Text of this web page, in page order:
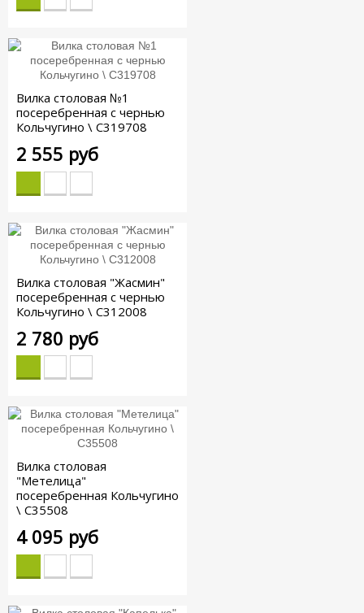
Вилка столовая №1
посеребренная с чернью
Кольчугино \ С319708
2 555 руб
Вилка столовая "Жасмин"
посеребренная с чернью
Кольчугино \ С312008
2 780 руб
Вилка столовая
"Метелица"
посеребренная Кольчугино
\ С35508
4 095 руб